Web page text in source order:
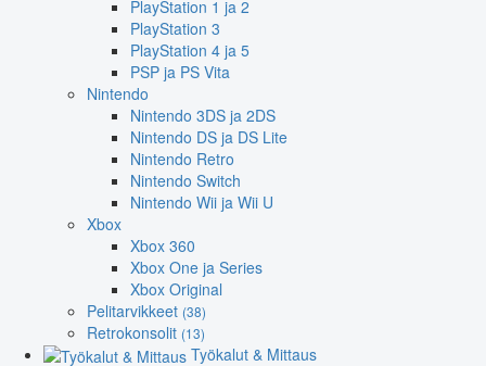
PlayStation 1 ja 2
PlayStation 3
PlayStation 4 ja 5
PSP ja PS Vita
Nintendo
Nintendo 3DS ja 2DS
Nintendo DS ja DS Lite
Nintendo Retro
Nintendo Switch
Nintendo Wii ja Wii U
Xbox
Xbox 360
Xbox One ja Series
Xbox Original
Pelitarvikkeet (38)
Retrokonsolit (13)
Työkalut & Mittaus